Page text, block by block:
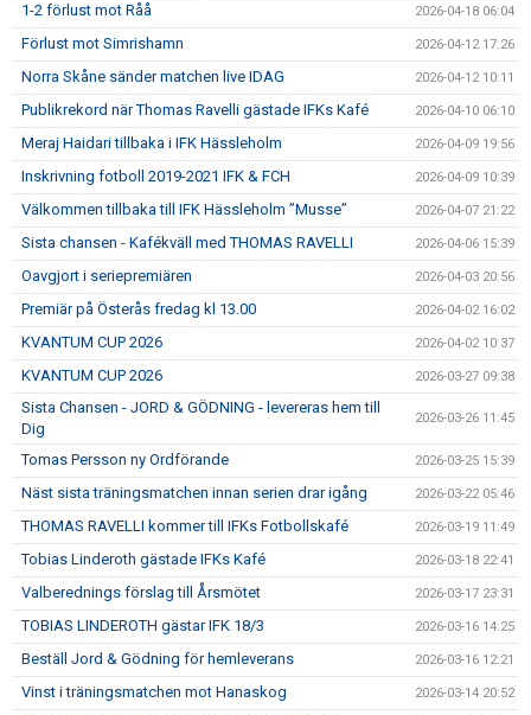
1-2 förlust mot Råå 2026-04-18 06:04
Förlust mot Simrishamn 2026-04-12 17:26
Norra Skåne sänder matchen live IDAG 2026-04-12 10:11
Publikrekord när Thomas Ravelli gästade IFKs Kafé 2026-04-10 06:10
Meraj Haidari tillbaka i IFK Hässleholm 2026-04-09 19:56
Inskrivning fotboll 2019-2021 IFK & FCH 2026-04-09 10:39
Välkommen tillbaka till IFK Hässleholm ”Musse” 2026-04-07 21:22
Sista chansen - Kafékväll med THOMAS RAVELLI 2026-04-06 15:39
Oavgjort i seriepremiären 2026-04-03 20:56
Premiär på Österås fredag kl 13.00 2026-04-02 16:02
KVANTUM CUP 2026 2026-04-02 10:37
KVANTUM CUP 2026 2026-03-27 09:38
Sista Chansen - JORD & GÖDNING - levereras hem till
Dig
2026-03-26 11:45
Tomas Persson ny Ordförande 2026-03-25 15:39
Näst sista träningsmatchen innan serien drar igång 2026-03-22 05:46
THOMAS RAVELLI kommer till IFKs Fotbollskafé 2026-03-19 11:49
Tobias Linderoth gästade IFKs Kafé 2026-03-18 22:41
Valberednings förslag till Årsmötet 2026-03-17 23:31
TOBIAS LINDEROTH gästar IFK 18/3 2026-03-16 14:25
Beställ Jord & Gödning för hemleverans 2026-03-16 12:21
Vinst i träningsmatchen mot Hanaskog 2026-03-14 20:52